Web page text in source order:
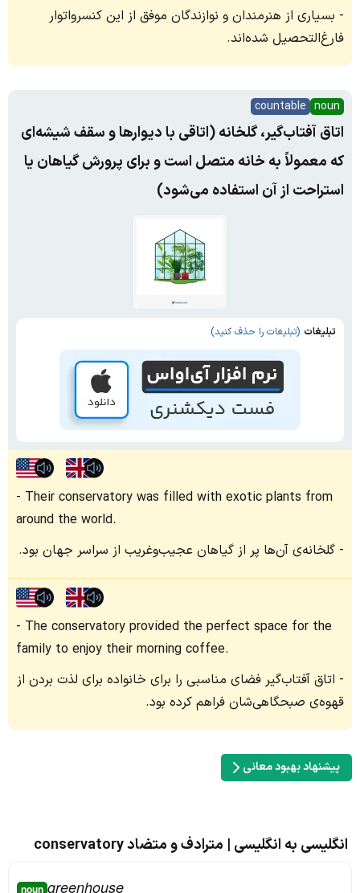
بسیاری از هنرمندان و نوازندگان موفق از این کنسرواتوار
فارغ‌التحصیل شده‌اند.
noun
countable
اتاق آفتاب‌گیر، گلخانه (اتاقی با دیوارها و سقف شیشه‌ای
که معمولاً به خانه متصل است و برای پرورش گیاهان یا
استراحت از آن استفاده می‌شود)
تبلیغات (تبلیغات را حذف کنید)
Their conservatory was filled with exotic plants from
around the world.
گلخانه‌ی آن‌ها پر از گیاهان عجیب‌وغریب از سراسر جهان بود.
The conservatory provided the perfect space for the
family to enjoy their morning coffee.
اتاق آفتاب‌گیر فضای مناسبی را برای خانواده برای لذت بردن از
قهوه‌ی صبحگاهی‌شان فراهم کرده بود.
پیشنهاد بهبود معانی
انگلیسی به انگلیسی | مترادف و متضاد conservatory
noun greenhouse